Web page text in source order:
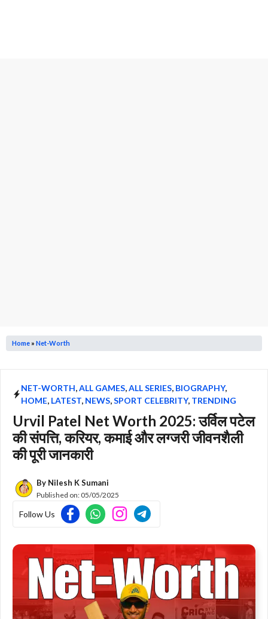
Home » Net-Worth
NET-WORTH,ALL GAMES,ALL SERIES, BIOGRAPHY,
HOME, LATEST, NEWS,SPORT CELEBRITY, TRENDING
Urvil Patel Net Worth 2025: उर्विल पटेल
की संपत्ति, करियर, कमाई और लग्जरी जीवनशैली
की पूरी जानकारी
By Nilesh K Sumani
Published on: 05/05/2025
Follow Us